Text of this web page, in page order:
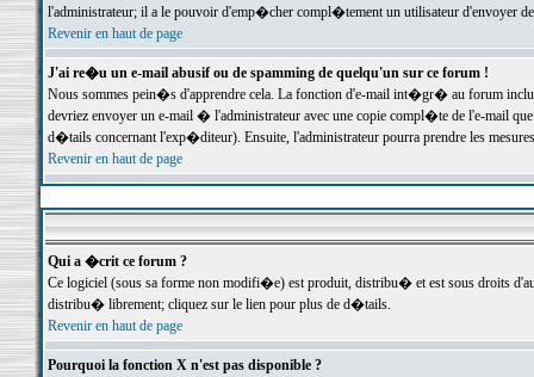
l'administrateur; il a le pouvoir d'emp�cher compl�tement un utilisateur d'envoyer
Revenir en haut de page
J'ai re�u un e-mail abusif ou de spamming de quelqu'un sur ce forum !
Nous sommes pein�s d'apprendre cela. La fonction d'e-mail int�gr� au forum inclut
devriez envoyer un e-mail � l'administrateur avec une copie compl�te de l'e-mail
d�tails concernant l'exp�diteur). Ensuite, l'administrateur pourra prendre les
Revenir en haut de page
Qui a �crit ce forum ?
Ce logiciel (sous sa forme non modifi�e) est produit, distribu� et est sous droits
distribu� librement; cliquez sur le lien pour plus de d�tails.
Revenir en haut de page
Pourquoi la fonction X n'est pas disponible ?